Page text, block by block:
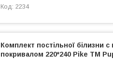
2234
Комплект постільної білизни
покривалом 220*240 Pike ТМ